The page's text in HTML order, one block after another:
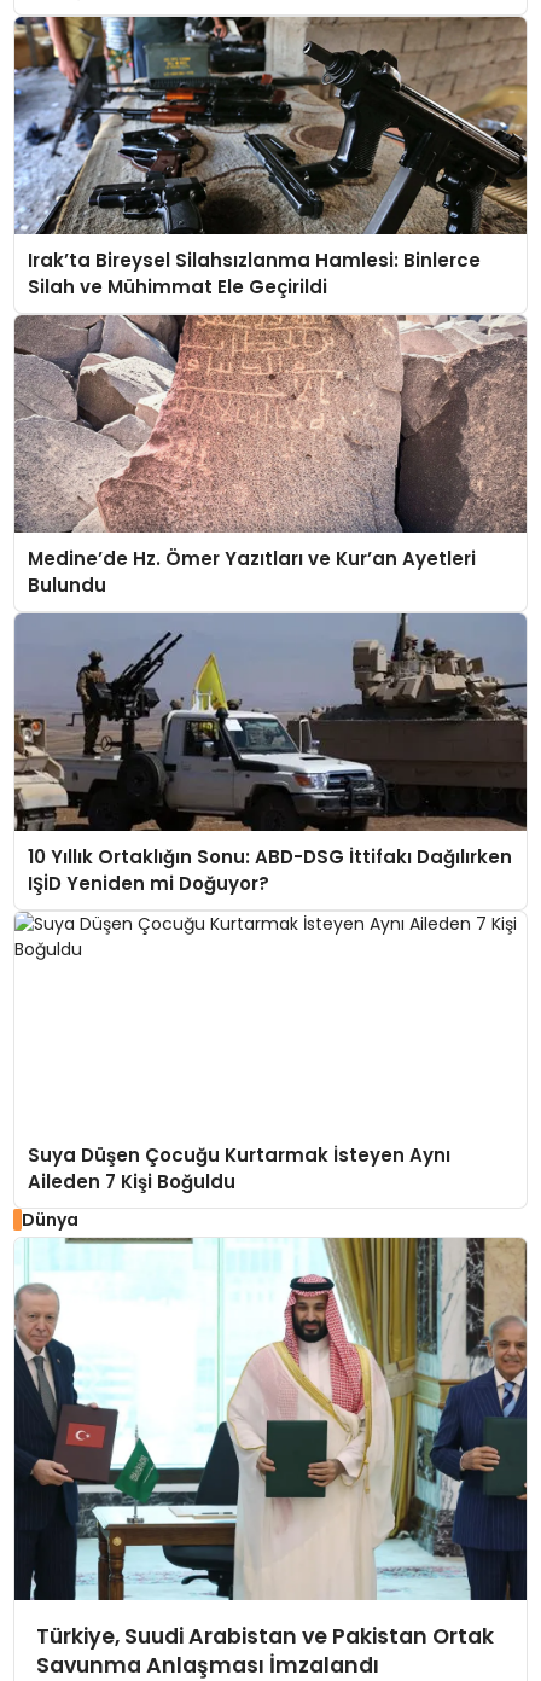
Irak’ta Bireysel Silahsızlanma Hamlesi: Binlerce
Silah ve Mühimmat Ele Geçirildi
Medine’de Hz. Ömer Yazıtları ve Kur’an Ayetleri
Bulundu
10 Yıllık Ortaklığın Sonu: ABD-DSG İttifakı Dağılırken
IŞİD Yeniden mi Doğuyor?
Suya Düşen Çocuğu Kurtarmak İsteyen Aynı
Aileden 7 Kişi Boğuldu
Dünya
Türkiye, Suudi Arabistan ve Pakistan Ortak
Savunma Anlaşması İmzalandı